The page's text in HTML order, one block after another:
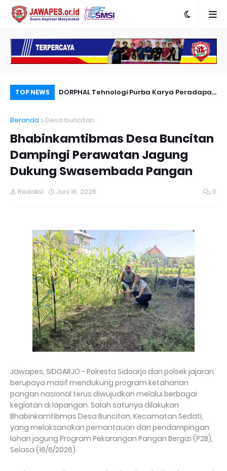
TOP NEWS
Anies
DORPHAL Tehnologi Purba Karya Peradapan
Beranda
Desa buncitan
Bhabinkamtibmas Desa Buncitan
Dampingi Perawatan Jagung
Dukung Swasembada Pangan
Redaksi Juni 16, 2026 0
Jawapes, SIDOARJO - Polresta Sidoarjo dan polsek jajaran
berupaya masif mendukung program ketahanan
pangan nasional terus diwujudkan melalui berbagai
kegiatan di lapangan. Salah satunya dilakukan
Bhabinkamtibmas Desa Buncitan, Kecamatan Sedati,
yang melaksanakan pemantauan dan pendampingan
lahan jagung Program Pekarangan Pangan Bergizi (P2B),
Selasa (16/6/2026).